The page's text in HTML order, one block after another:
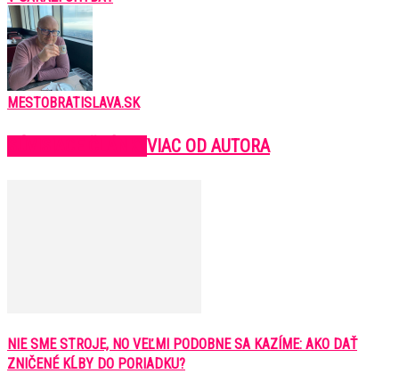
MESTOBRATISLAVA.SK
VIAC OD AUTORA
NIE SME STROJE, NO VEĽMI PODOBNE SA KAZÍME: AKO DAŤ
ZNIČENÉ KĹBY DO PORIADKU?